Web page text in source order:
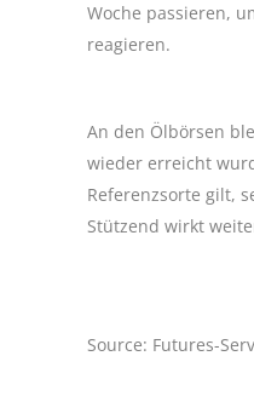
Woche passieren,
reagieren.
An den Ölbörsen
wieder erreicht
Referenzsorte gilt,
Stützend wirkt
Source: Futures-